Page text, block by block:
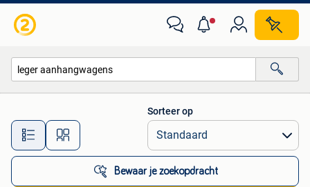
Alle afstanden…
Sorteer op
Bewaar je zoekopdracht